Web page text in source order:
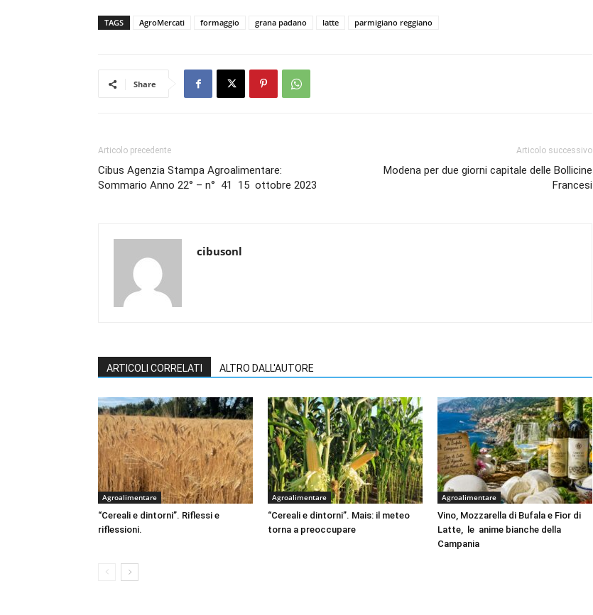
TAGS AgroMercati formaggio grana padano latte parmigiano reggiano
Share
Articolo precedente
Cibus Agenzia Stampa Agroalimentare:
Sommario Anno 22° – n° 41 15 ottobre 2023
Articolo successivo
Modena per due giorni capitale delle Bollicine
Francesi
cibusonl
ARTICOLI CORRELATI ALTRO DALL'AUTORE
Agroalimentare
“Cereali e dintorni”. Riflessi e
riflessioni.
Agroalimentare
“Cereali e dintorni”. Mais: il meteo
torna a preoccupare
Agroalimentare
Vino, Mozzarella di Bufala e Fior di
Latte, le anime bianche della
Campania